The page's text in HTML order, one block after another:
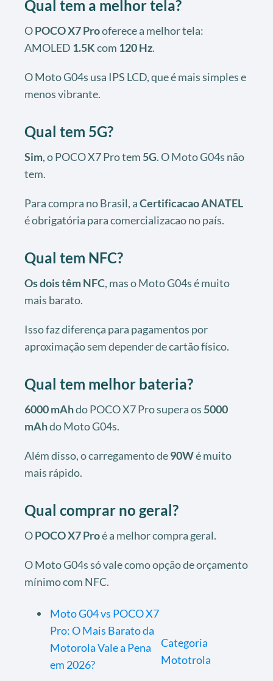
Qual tem a melhor tela?
OPOCO X7 Prooferece a melhor tela:
AMOLED 1.5Kcom 120 Hz.
O Moto G04s usa IPS LCD, que é mais simples e
menos vibrante.
Qual tem 5G?
Sim, o POCO X7 Pro tem 5G. O Moto G04s não
tem.
Para compra no Brasil, aCertificacao ANATEL
é obrigatória para comercializacao no país.
Qual tem NFC?
Os dois têm NFC, mas o Moto G04s é muito
mais barato.
Isso faz diferença para pagamentos por
aproximação sem depender de cartão físico.
Qual tem melhor bateria?
6000 mAhdo POCO X7 Pro supera os 5000
mAhdo Moto G04s.
Além disso, o carregamento de90Wé muito
mais rápido.
Qual comprar no geral?
OPOCO X7 Proé a melhor compra geral.
O Moto G04s só vale como opção de orçamento
mínimo com NFC.
Moto G04 vs POCO X7
Pro: O Mais Barato da
Motorola Vale a Pena
em 2026?
Categoria
Mototrola